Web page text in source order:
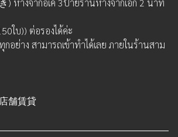
) ห่างจากอิเค 3ป้ายร้านห่างจากเอกิ 2 นาที
ใบ)) ต่อรองได้ค่ะ
ย่าง สามารถเข้าทำได้เลย ภายในร้านสาม
舗賃貸